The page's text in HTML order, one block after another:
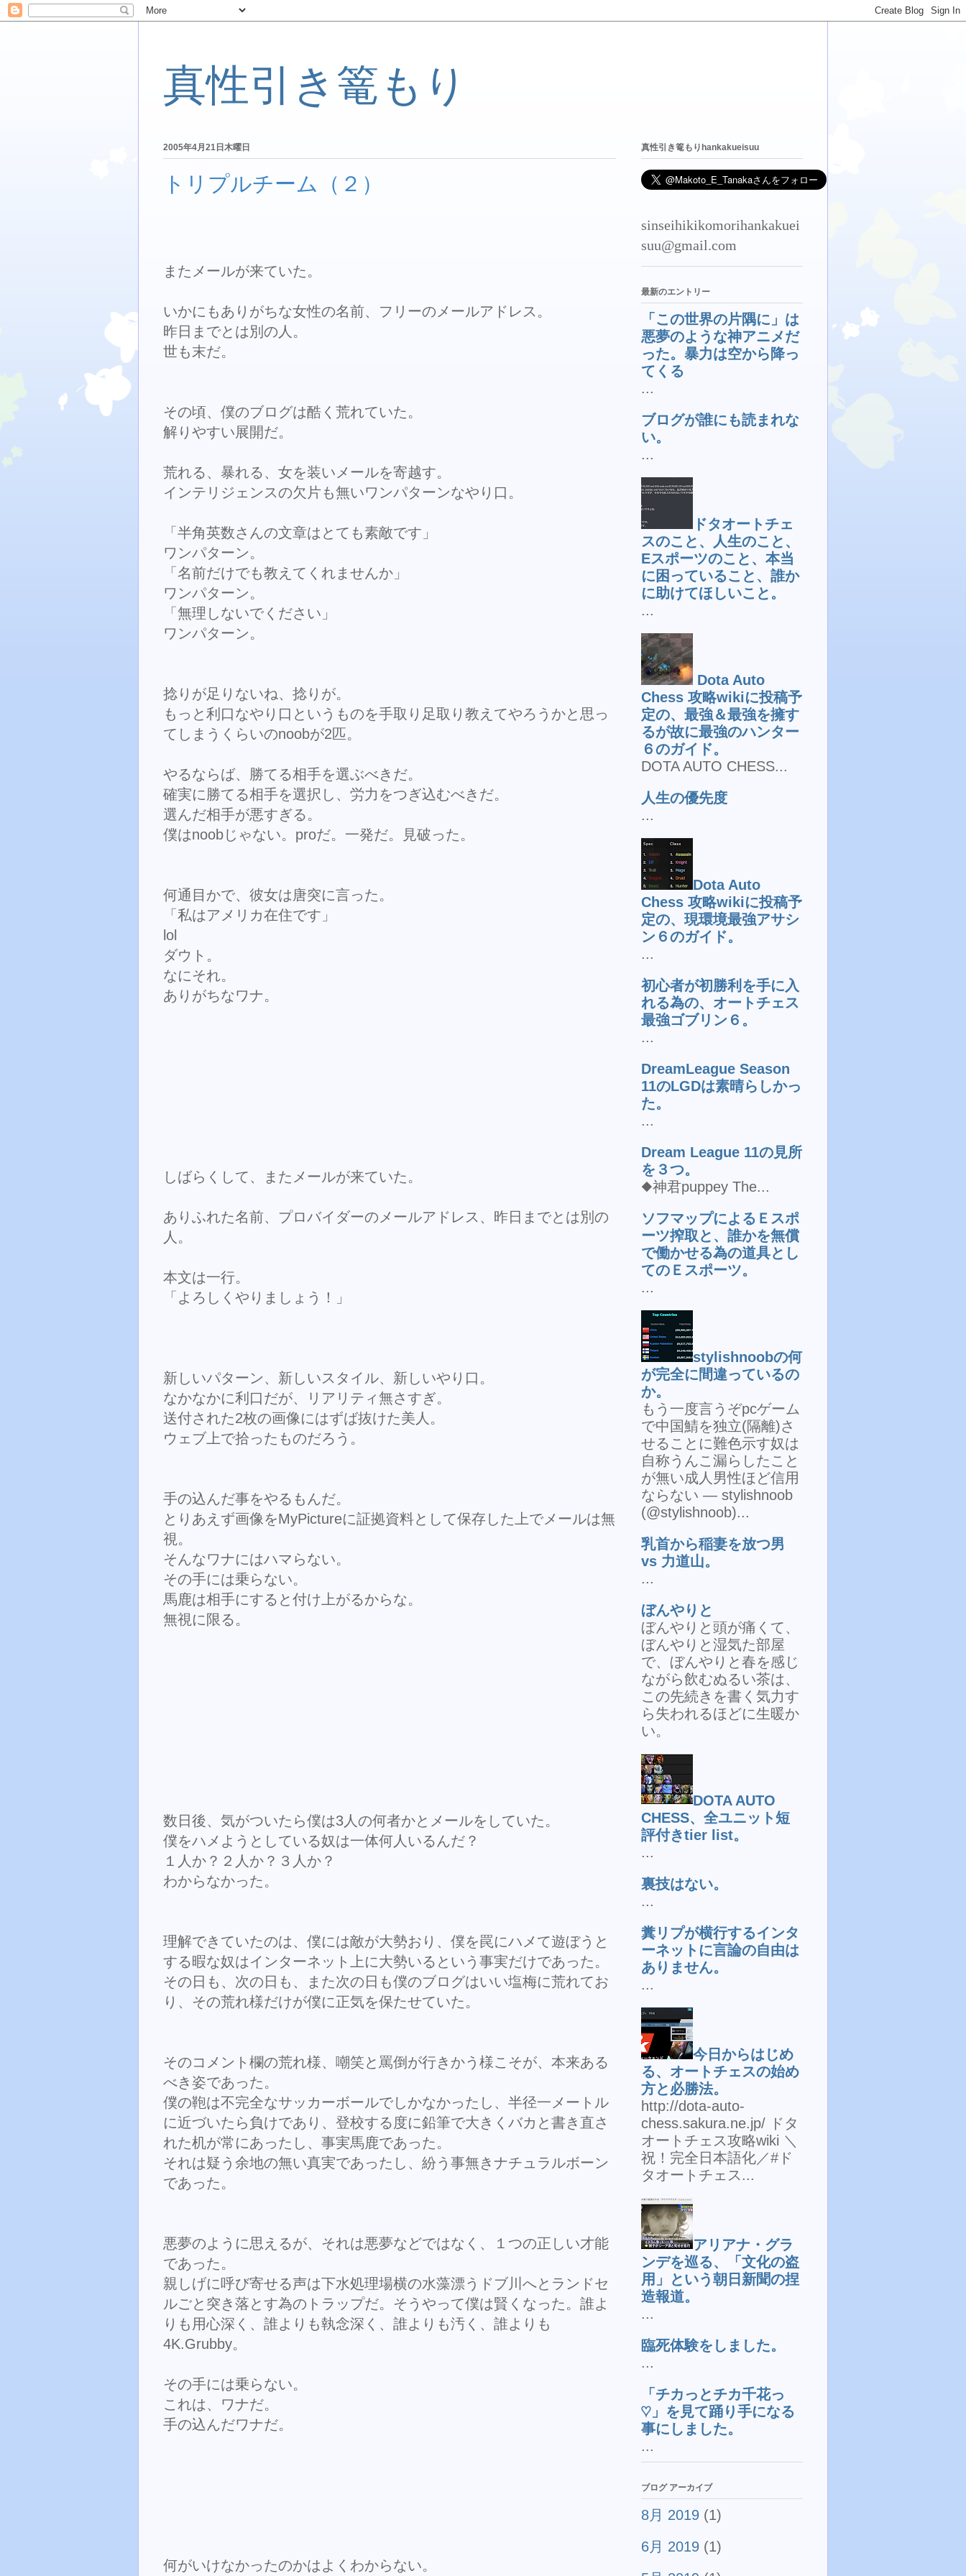
真性引き篭もり
2005年4月21日木曜日
トリプルチーム（２）
またメールが来ていた。
いかにもありがちな女性の名前、フリーのメールアドレス。
昨日までとは別の人。
世も末だ。
その頃、僕のブログは酷く荒れていた。
解りやすい展開だ。
荒れる、暴れる、女を装いメールを寄越す。
インテリジェンスの欠片も無いワンパターンなやり口。
「半角英数さんの文章はとても素敵です」
ワンパターン。
「名前だけでも教えてくれませんか」
ワンパターン。
「無理しないでください」
ワンパターン。
捻りが足りないね、捻りが。
もっと利口なやり口というものを手取り足取り教えてやろうかと思っ
てしまうくらいのnoobが2匹。
やるならば、勝てる相手を選ぶべきだ。
確実に勝てる相手を選択し、労力をつぎ込むべきだ。
選んだ相手が悪すぎる。
僕はnoobじゃない。proだ。一発だ。見破った。
何通目かで、彼女は唐突に言った。
「私はアメリカ在住です」
lol
ダウト。
なにそれ。
ありがちなワナ。
しばらくして、またメールが来ていた。
ありふれた名前、プロバイダーのメールアドレス、昨日までとは別の
人。
本文は一行。
「よろしくやりましょう！」
新しいパターン、新しいスタイル、新しいやり口。
なかなかに利口だが、リアリティ無さすぎ。
送付された2枚の画像にはずば抜けた美人。
ウェブ上で拾ったものだろう。
手の込んだ事をやるもんだ。
とりあえず画像をMyPictureに証拠資料として保存した上でメールは無
視。
そんなワナにはハマらない。
その手には乗らない。
馬鹿は相手にすると付け上がるからな。
無視に限る。
数日後、気がついたら僕は3人の何者かとメールをしていた。
僕をハメようとしている奴は一体何人いるんだ？
１人か？２人か？３人か？
わからなかった。
理解できていたのは、僕には敵が大勢おり、僕を罠にハメて遊ぼうと
する暇な奴はインターネット上に大勢いるという事実だけであった。
その日も、次の日も、また次の日も僕のブログはいい塩梅に荒れてお
り、その荒れ様だけが僕に正気を保たせていた。
そのコメント欄の荒れ様、嘲笑と罵倒が行きかう様こそが、本来ある
べき姿であった。
僕の鞄は不完全なサッカーボールでしかなかったし、半径一メートル
に近づいたら負けであり、登校する度に鉛筆で大きくバカと書き直さ
れた机が常にあったし、事実馬鹿であった。
それは疑う余地の無い真実であったし、紛う事無きナチュラルボーン
であった。
悪夢のように思えるが、それは悪夢などではなく、１つの正しい才能
であった。
親しげに呼び寄せる声は下水処理場横の水藻漂うドブ川へとランドセ
ルごと突き落とす為のトラップだ。そうやって僕は賢くなった。誰よ
りも用心深く、誰よりも執念深く、誰よりも汚く、誰よりも
4K.Grubby。
その手には乗らない。
これは、ワナだ。
手の込んだワナだ。
何がいけなかったのかはよくわからない。
真性引き篭もりhankakueisuu
sinseihikikomorihankakuei
suu@gmail.com
最新のエントリー
「この世界の片隅に」は
悪夢のような神アニメだ
った。暴力は空から降っ
てくる
...
ブログが誰にも読まれな
い。
...
ドタオートチェ
スのこと、人生のこと、
Eスポーツのこと、本当
に困っていること、誰か
に助けてほしいこと。
...
Dota Auto
Chess 攻略wikiに投稿予
定の、最強＆最強を擁す
るが故に最強のハンター
６のガイド。
DOTA AUTO CHESS...
人生の優先度
...
Dota Auto
Chess 攻略wikiに投稿予
定の、現環境最強アサシ
ン６のガイド。
...
初心者が初勝利を手に入
れる為の、オートチェス
最強ゴブリン６。
...
DreamLeague Season
11のLGDは素晴らしかっ
た。
...
Dream League 11の見所
を３つ。
◆神君puppey The...
ソフマップによるＥスポ
ーツ搾取と、誰かを無償
で働かせる為の道具とし
てのＥスポーツ。
...
stylishnoobの何
が完全に間違っているの
か。
もう一度言うぞpcゲーム
で中国鯖を独立(隔離)さ
せることに難色示す奴は
自称うんこ漏らしたこと
が無い成人男性ほど信用
ならない — stylishnoob
(@stylishnoob)...
乳首から稲妻を放つ男
vs 力道山。
...
ぼんやりと
ぼんやりと頭が痛くて、
ぼんやりと湿気た部屋
で、ぼんやりと春を感じ
ながら飲むぬるい茶は、
この先続きを書く気力す
ら失われるほどに生暖か
い。
DOTA AUTO
CHESS、全ユニット短
評付きtier list。
...
裏技はない。
...
糞リプが横行するインタ
ーネットに言論の自由は
ありません。
...
今日からはじめ
る、オートチェスの始め
方と必勝法。
http://dota-auto-
chess.sakura.ne.jp/ ドタ
オートチェス攻略wiki ＼
祝！完全日本語化／#ド
タオートチェス...
アリアナ・グラ
ンデを巡る、「文化の盗
用」という朝日新聞の捏
造報道。
...
臨死体験をしました。
...
「チカっとチカ千花っ
♡」を見て踊り手になる
事にしました。
...
ブログ アーカイブ
8月 2019 (1)
6月 2019 (1)